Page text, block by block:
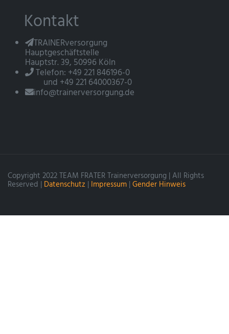
Kontakt
TRAINERversorgung
Hauptgeschäftstelle
Hauptstr. 39, 50996 Köln
Telefon: +49 221 846196-0
und +49 221 64000367-0
info@trainerversorgung.de
Copyright 2022 TEAM FRATER Trainerversorgung | All Rights
Reserved | Datenschutz | Impressum | Gender Hinweis